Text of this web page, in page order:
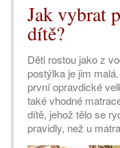
Jak vybrat
dítě?
Děti rostou jako z
postýlka je jim
první opravdické
také vhodné
dítě, jehož tělo se
pravidly, než u